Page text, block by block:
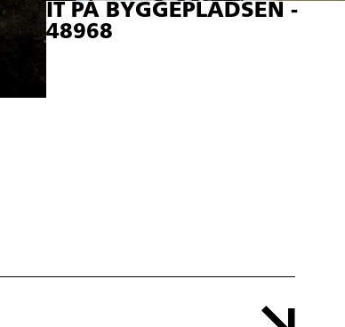
IT PÅ BYGGEPLADSEN -
48968